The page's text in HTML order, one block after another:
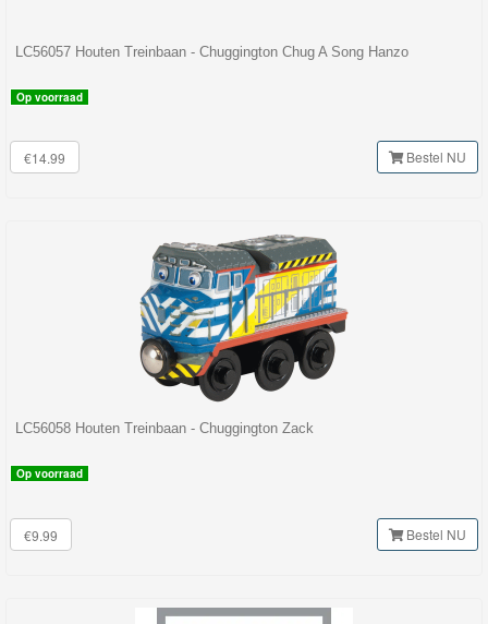
LC56057 Houten Treinbaan - Chuggington Chug A Song Hanzo
Op voorraad
€14.99 Bestel NU
LC56058 Houten Treinbaan - Chuggington Zack
Op voorraad
€9.99 Bestel NU